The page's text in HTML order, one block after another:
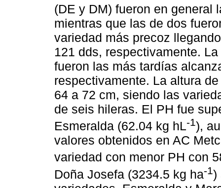
(DE y DM) fueron en general
mientras que las de dos
variedad más precoz
121 dds, respectivamente.
fueron las más tardías
respectivamente. La altura
64 a 72 cm, siendo las
de seis hileras. El PH fue
Esmeralda (62.04 kg hL-1),
valores obtenidos en AC
variedad con menor PH con
Doña Josefa (3234.5 kg ha-1)